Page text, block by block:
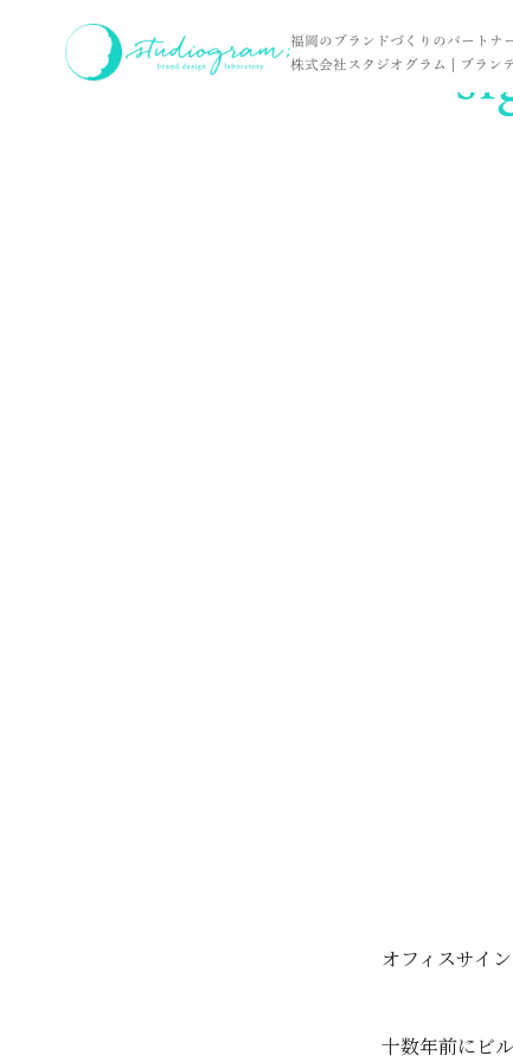
福岡のブランドづくりのパートナ
株式会社スタジオグラム | ブラン
ホーム
オフィスサイ
十数年前にビ